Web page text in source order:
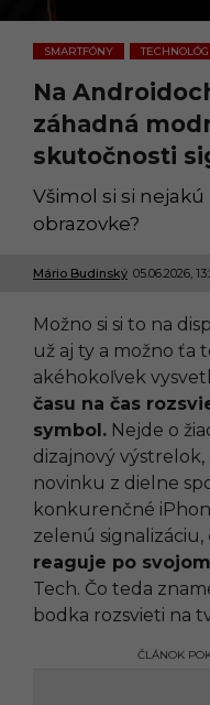
SMARTFÓNY
,
Na
záhadná
skutočnosti
Všimol si si
obrazovke?
Mário Budinský 05.06.2026,
0
0
6
.
2
0
2
6
,
1
:
2
1
Možno si si to na
už aj ty a možno ťa
akéhokoľvek
času na čas
symbol. Nejde o
dizajnový
novinku z dielne
konkurenčné
zelenú signalizáciu,
reaguje po svojom
Tech. Čo teda
bodka rozsvieti na
ČLÁNOK